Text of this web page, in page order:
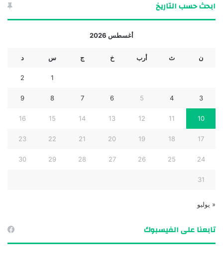
ابحث حسب التاريخ
أغسطس 2026
ن ث أرب خ ج س د
1
2
3
4
5
6
7
8
9
10
11
12
13
14
15
16
17
18
19
20
21
22
23
24
25
26
27
28
29
30
31
« يوليو
تابعنا على الفيسبوك